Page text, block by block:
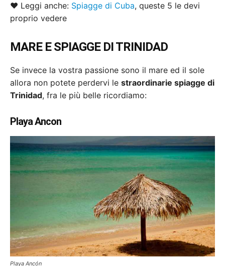
♥ Leggi anche: Spiagge di Cuba, queste 5 le devi
proprio vedere
MARE E SPIAGGE DI TRINIDAD
Se invece la vostra passione sono il mare ed il sole
allora non potete perdervi le straordinarie spiagge di
Trinidad, fra le più belle ricordiamo:
Playa Ancon
Playa Ancón